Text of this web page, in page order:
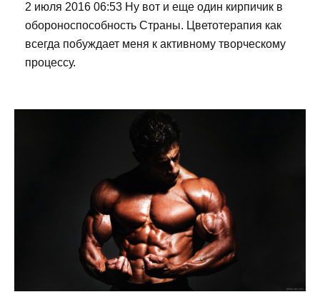
2 июля 2016 06:53 Ну вот и еще один кирпичик в
обороноспособность Страны. Цветотерапия как
всегда побуждает меня к активному творческому
процессу.